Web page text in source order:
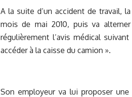
A la suite d’un accident de travail,
mois de mai 2010, puis va
régulièrement l’avis médical
accéder à la caisse du camion ».
Son employeur va lui proposer